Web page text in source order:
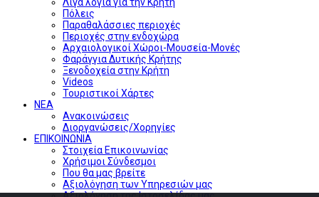
Πόλεις
Παραθαλάσσιες περιοχές
Περιοχές στην ενδοχώρα
Αρχαιολογικοί Χώροι-Μουσεία-Μονές
Φαράγγια Δυτικής Κρήτης
Ξενοδοχεία στην Κρήτη
Videos
Τουριστικοί Χάρτες
ΝΕΑ
Ανακοινώσεις
Διοργανώσεις/Χορηγίες
ΕΠΙΚΟΙΝΩΝΙΑ
Στοιχεία Επικοινωνίας
Χρήσιμοι Σύνδεσμοι
Που θα μας βρείτε
Αξιολόγηση των Υπηρεσιών μας